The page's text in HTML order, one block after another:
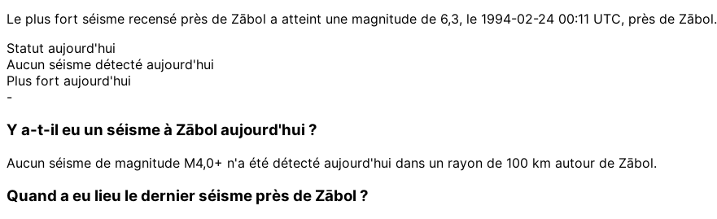
Le plus fort séisme recensé près de Zābol a atteint une magnitude de 6,3, le 1994-02-24 00:11 UTC, près de Zābol.
Statut aujourd'hui
Aucun séisme détecté aujourd'hui
Plus fort aujourd'hui
-
Y a-t-il eu un séisme à Zābol aujourd'hui ?
Aucun séisme de magnitude M4,0+ n'a été détecté aujourd'hui dans un rayon de 100 km autour de Zābol.
Quand a eu lieu le dernier séisme près de Zābol ?